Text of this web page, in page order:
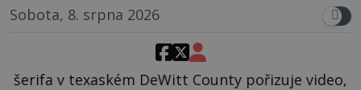
Sobota, 8. srpna 2026
County pořizuje video, na kterém před